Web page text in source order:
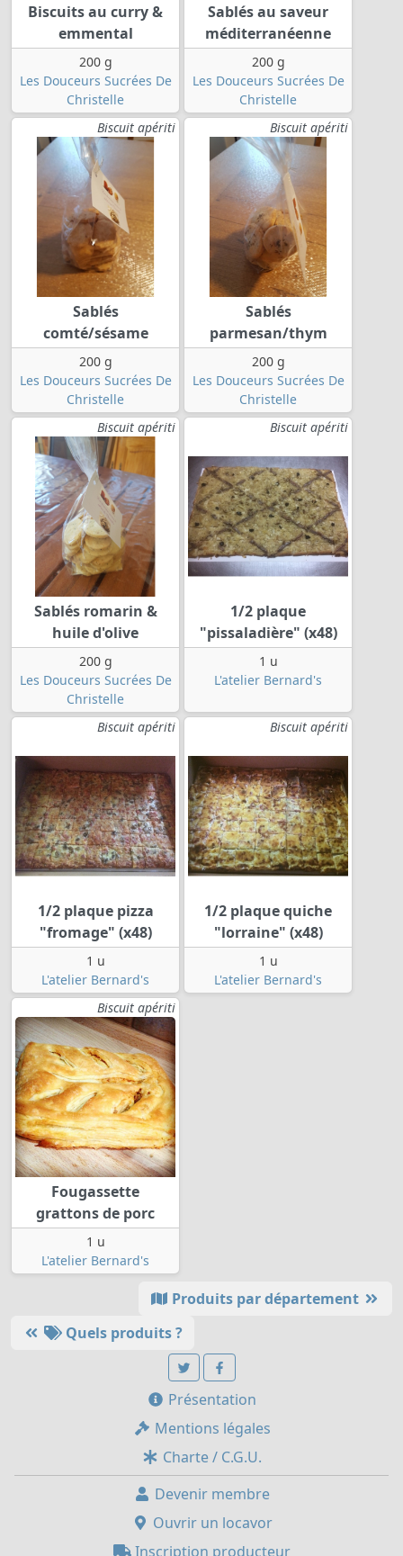
Biscuits au curry &
emmental
200 g
Les Douceurs Sucrées De
Christelle
Sablés au saveur
méditerranéenne
200 g
Les Douceurs Sucrées De
Christelle
Biscuit apériti
Sablés
comté/sésame
200 g
Les Douceurs Sucrées De
Christelle
Biscuit apériti
Sablés
parmesan/thym
200 g
Les Douceurs Sucrées De
Christelle
Biscuit apériti
Sablés romarin &
huile d'olive
200 g
Les Douceurs Sucrées De
Christelle
Biscuit apériti
1/2 plaque
"pissaladière" (x48)
1 u
L'atelier Bernard's
Biscuit apériti
1/2 plaque pizza
"fromage" (x48)
1 u
L'atelier Bernard's
Biscuit apériti
1/2 plaque quiche
"lorraine" (x48)
1 u
L'atelier Bernard's
Biscuit apériti
Fougassette
grattons de porc
1 u
L'atelier Bernard's
Produits par département
Quels produits ?
Présentation
Mentions légales
Charte / C.G.U.
Devenir membre
Ouvrir un locavor
Inscription producteur